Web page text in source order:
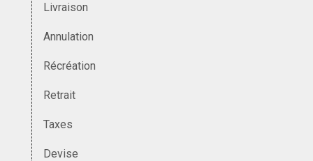
Livraison
Annulation
Récréation
Retrait
Taxes
Devise